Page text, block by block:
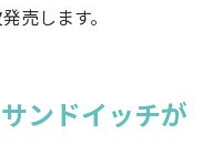
売します。
ンドイッチが